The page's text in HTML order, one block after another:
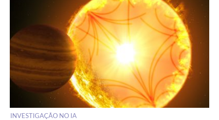
INVESTIGAÇÃO NO IA